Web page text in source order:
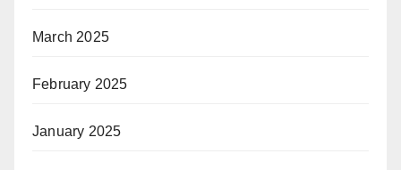
March 2025
February 2025
January 2025